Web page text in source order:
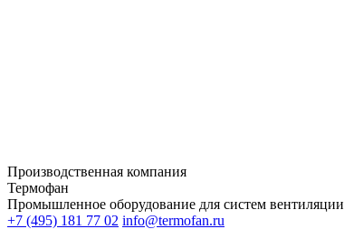
Производственная компания
Термофан
Промышленное оборудование для систем вентиляции
+7 (495) 181 77 02 info@termofan.ru